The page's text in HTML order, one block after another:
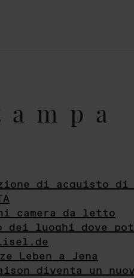
di acquisto di
camera da letto
dei luoghi dove
Leben a Jena
diventa un